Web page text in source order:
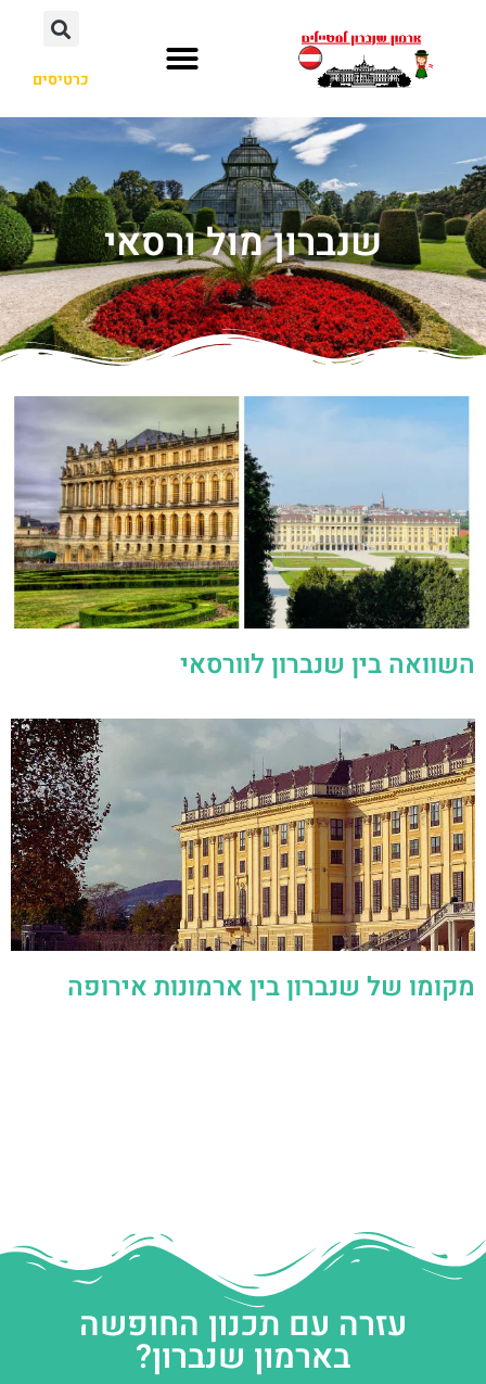
כרטיסים
שנברון מול ורסאי
השוואה בין שנברון לוורסאי
מקומו של שנברון בין ארמונות אירופה
עזרה עם תכנון החופשה
בארמון שנברון?